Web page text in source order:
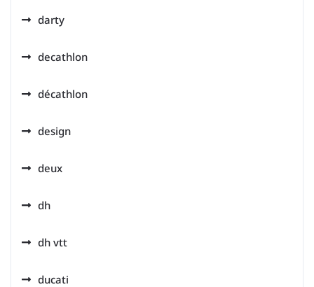
darty
decathlon
décathlon
design
deux
dh
dh vtt
ducati